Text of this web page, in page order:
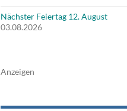
Nächster Feiertag 12. August
03.08.2026
Anzeigen